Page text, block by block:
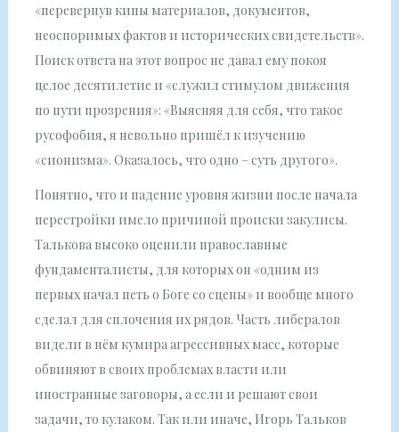
«перевернув кипы материалов, документов,
неоспоримых фактов и исторических свидетельств».
Поиск ответа на этот вопрос не давал ему покоя
целое десятилетие и «служил стимулом движения
по пути прозрения»: «Выясняя для себя, что такое
русофобия, я невольно пришёл к изучению
«сионизма». Оказалось, что одно – суть другого».
Понятно, что и падение уровня жизни после начала
перестройки имело причиной происки закулисы.
Талькова высоко оценили православные
фундаменталисты, для которых он «одним из
первых начал петь о Боге со сцены» и вообще много
сделал для сплочения их рядов. Часть либералов
видели в нём кумира агрессивных масс, которые
обвиняют в своих проблемах власти или
иностранные заговоры, а если и решают свои
задачи, то кулаком. Так или иначе, Игорь Тальков